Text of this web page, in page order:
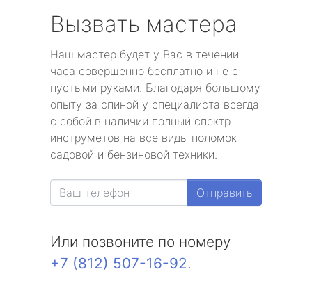
Вызвать мастера
Наш мастер будет у Вас в течении
часа совершенно бесплатно и не с
пустыми руками. Благодаря большому
опыту за спиной у специалиста всегда
с собой в наличии полный спектр
инструметов на все виды поломок
садовой и бензиновой техники.
Отправить
Или позвоните по номеру
+7 (812) 507-16-92.